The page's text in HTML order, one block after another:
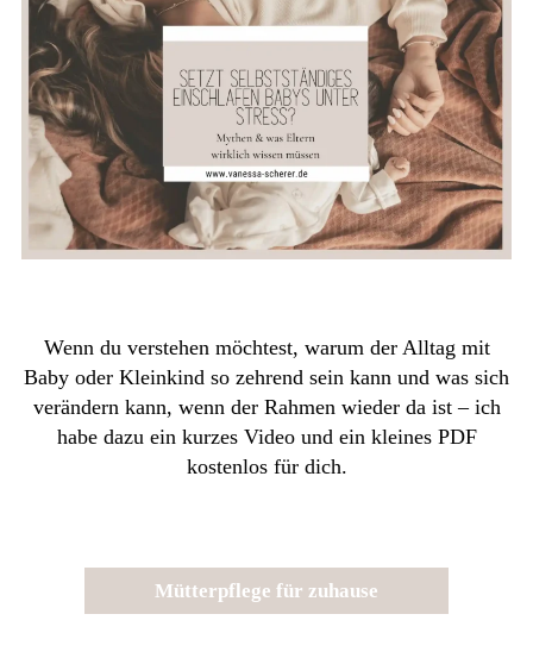
Wenn du verstehen möchtest, warum der Alltag mit
Baby oder Kleinkind so zehrend sein kann und was sich
verändern kann, wenn der Rahmen wieder da ist – ich
habe dazu ein kurzes Video und ein kleines PDF
kostenlos für dich.
Mütterpflege für zuhause